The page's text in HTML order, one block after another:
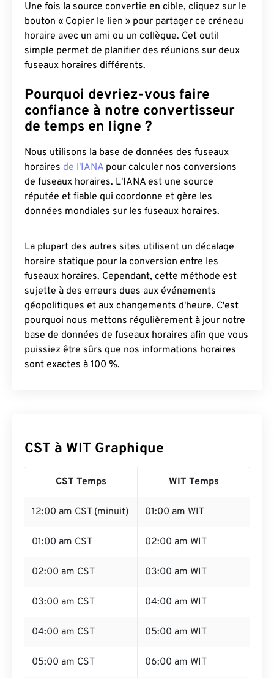
Une fois la source convertie en cible, cliquez sur le
bouton « Copier le lien » pour partager ce créneau
horaire avec un ami ou un collègue. Cet outil
simple permet de planifier des réunions sur deux
fuseaux horaires différents.
Pourquoi devriez-vous faire
confiance à notre convertisseur
de temps en ligne ?
Nous utilisons la base de données des fuseaux
horaires de l'IANA pour calculer nos conversions
de fuseaux horaires. L'IANA est une source
réputée et fiable qui coordonne et gère les
données mondiales sur les fuseaux horaires.
La plupart des autres sites utilisent un décalage
horaire statique pour la conversion entre les
fuseaux horaires. Cependant, cette méthode est
sujette à des erreurs dues aux événements
géopolitiques et aux changements d'heure. C'est
pourquoi nous mettons régulièrement à jour notre
base de données de fuseaux horaires afin que vous
puissiez être sûrs que nos informations horaires
sont exactes à 100 %.
CST à WIT Graphique
CST Temps WIT Temps
12:00 am CST (minuit) 01:00 am WIT
01:00 am CST 02:00 am WIT
02:00 am CST 03:00 am WIT
03:00 am CST 04:00 am WIT
04:00 am CST 05:00 am WIT
05:00 am CST 06:00 am WIT